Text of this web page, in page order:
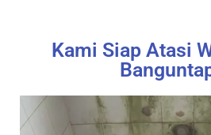
Kami Siap Atasi